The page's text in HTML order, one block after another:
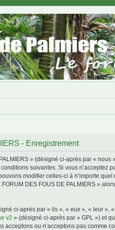
- Enregistrement
» (désigné ci-après par «
suivantes. Si vous n’acceptez
modifier celles-ci à n’importe
DES FOUS DE PALMIERS »
ci-après par « ils », « eux », « leur
v2 » (désigné ci-après par « GPL ») et
acceptons ou n’acceptons pas